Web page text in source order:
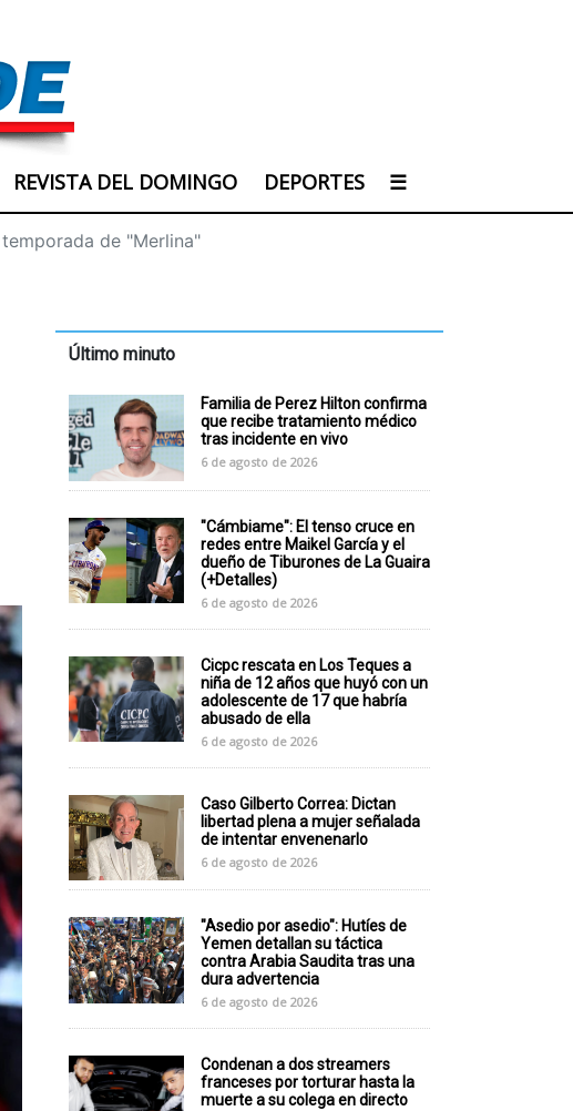
REVISTA DEL DOMINGO DEPORTES ☰
de "Merlina"
Último minuto
Familia de Perez Hilton confirma
que recibe tratamiento médico
tras incidente en vivo
6 de agosto de 2026
"Cámbiame": El tenso cruce en
redes entre Maikel García y el
dueño de Tiburones de La Guaira
(+Detalles)
6 de agosto de 2026
Cicpc rescata en Los Teques a
niña de 12 años que huyó con un
adolescente de 17 que habría
abusado de ella
6 de agosto de 2026
Caso Gilberto Correa: Dictan
libertad plena a mujer señalada
de intentar envenenarlo
6 de agosto de 2026
"Asedio por asedio": Hutíes de
Yemen detallan su táctica
contra Arabia Saudita tras una
dura advertencia
6 de agosto de 2026
Condenan a dos streamers
franceses por torturar hasta la
muerte a su colega en directo